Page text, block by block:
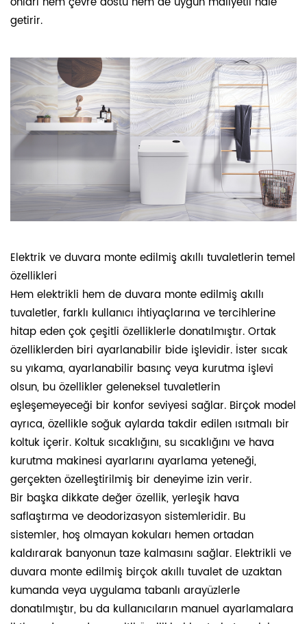
getirir.
Elektrik ve duvara monte edilmiş akıllı tuvaletlerin temel
özellikleri
Hem elektrikli hem de duvara monte edilmiş akıllı
tuvaletler, farklı kullanıcı ihtiyaçlarına ve tercihlerine
hitap eden çok çeşitli özelliklerle donatılmıştır. Ortak
özelliklerden biri ayarlanabilir bide işlevidir. İster sıcak
su yıkama, ayarlanabilir basınç veya kurutma işlevi
olsun, bu özellikler geleneksel tuvaletlerin
eşleşemeyeceği bir konfor seviyesi sağlar. Birçok model
ayrıca, özellikle soğuk aylarda takdir edilen ısıtmalı bir
koltuk içerir. Koltuk sıcaklığını, su sıcaklığını ve hava
kurutma makinesi ayarlarını ayarlama yeteneği,
gerçekten özelleştirilmiş bir deneyime izin verir.
Bir başka dikkate değer özellik, yerleşik hava
saflaştırma ve deodorizasyon sistemleridir. Bu
sistemler, hoş olmayan kokuları hemen ortadan
kaldırarak banyonun taze kalmasını sağlar. Elektrikli ve
duvara monte edilmiş birçok akıllı tuvalet de uzaktan
kumanda veya uygulama tabanlı arayüzlerle
donatılmıştır, bu da kullanıcıların manuel ayarlamalara